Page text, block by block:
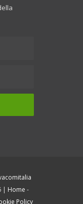
| Home -
Policy